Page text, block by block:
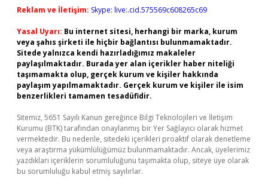
Reklam ve İletişim: Skype: live:.cid.575569c608265c69
Yasal Uyarı: Bu internet sitesi, herhangi bir marka, kurum
veya şahıs şirketi ile hiçbir bağlantısı bulunmamaktadır.
Sitede yalnızca kendi hazırladığımız makaleler
paylaşılmaktadır. Burada yer alan içerikler haber niteliği
taşımamakta olup, gerçek kurum ve kişiler hakkında
paylaşım yapılmamaktadır. Gerçek kurum ve kişiler ile isim
benzerlikleri tamamen tesadüfidir.
Sitemiz, 5651 Sayılı Kanun gereğince Bilgi Teknolojileri ve İletişim
Kurumu (BTK) tarafından onaylanmış bir Yer Sağlayıcı olarak hizmet
vermektedir. Bu nedenle, sitedeki içerikleri proaktif olarak denetleme
veya araştırma yükümlülüğümüz bulunmamaktadır. Ancak, üyelerimiz
yazdıkları içeriklerin sorumluluğunu taşımakta olup, siteye üye olarak
bu sorumluluğu kabul etmiş sayılırlar.